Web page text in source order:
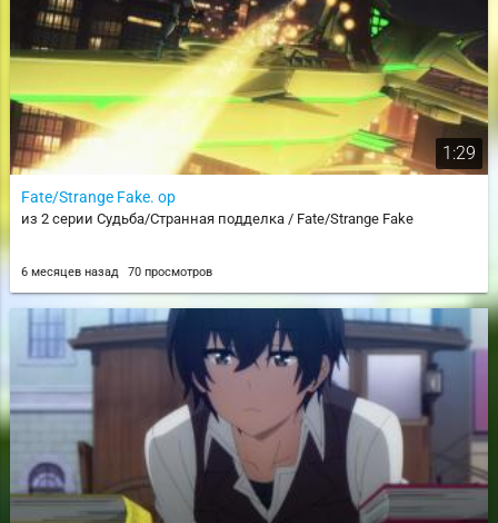
1:29
Fate/Strange Fake. op
из 2 серии Судьба/Странная подделка / Fate/Strange Fake
6 месяцев назад 70 просмотров